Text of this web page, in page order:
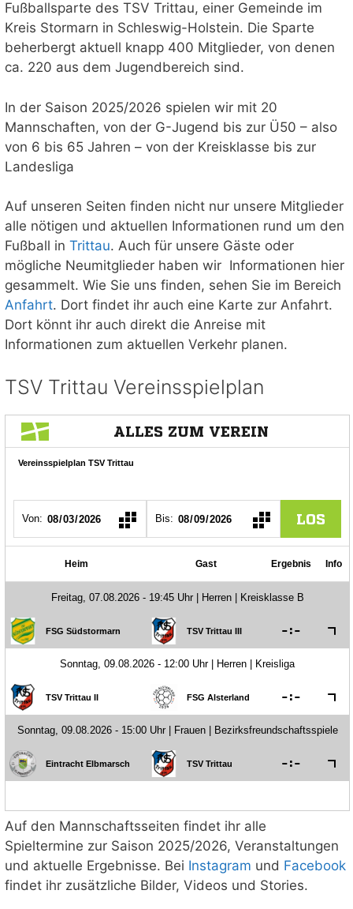
Fußballsparte des TSV Trittau, einer Gemeinde im
Kreis Stormarn in Schleswig-Holstein. Die Sparte
beherbergt aktuell knapp 400 Mitglieder, von denen
ca. 220 aus dem Jugendbereich sind.
In der Saison 2025/2026 spielen wir mit 20
Mannschaften, von der G-Jugend bis zur Ü50 – also
von 6 bis 65 Jahren – von der Kreisklasse bis zur
Landesliga
Auf unseren Seiten finden nicht nur unsere Mitglieder
alle nötigen und aktuellen Informationen rund um den
Fußball in Trittau. Auch für unsere Gäste oder
mögliche Neumitglieder haben wir Informationen hier
gesammelt. Wie Sie uns finden, sehen Sie im Bereich
Anfahrt. Dort findet ihr auch eine Karte zur Anfahrt.
Dort könnt ihr auch direkt die Anreise mit
Informationen zum aktuellen Verkehr planen.
TSV Trittau Vereinsspielplan
Auf den Mannschaftsseiten findet ihr alle
Spieltermine zur Saison 2025/2026, Veranstaltungen
und aktuelle Ergebnisse. Bei Instagram und Facebook
findet ihr zusätzliche Bilder, Videos und Stories.